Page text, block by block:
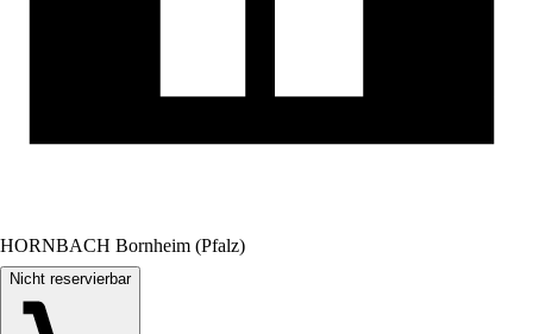
HORNBACH Bornheim (Pfalz)
Nicht reservierbar